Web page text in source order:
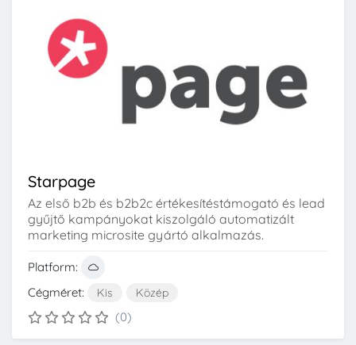
Starpage
Az első b2b és b2b2c értékesítéstámogató és lead
gyűjtő kampányokat kiszolgáló automatizált
marketing microsite gyártó alkalmazás.
Platform:
Cégméret:
Kis Közép
(0)